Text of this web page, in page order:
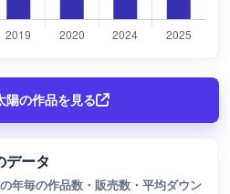
陽の作品を見る
データ
年毎の作品数・販売数・平均ダウン